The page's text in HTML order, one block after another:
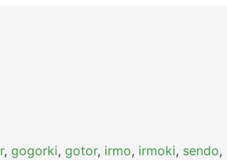
, gogorki, gotor, irmo, irmoki, sendo,